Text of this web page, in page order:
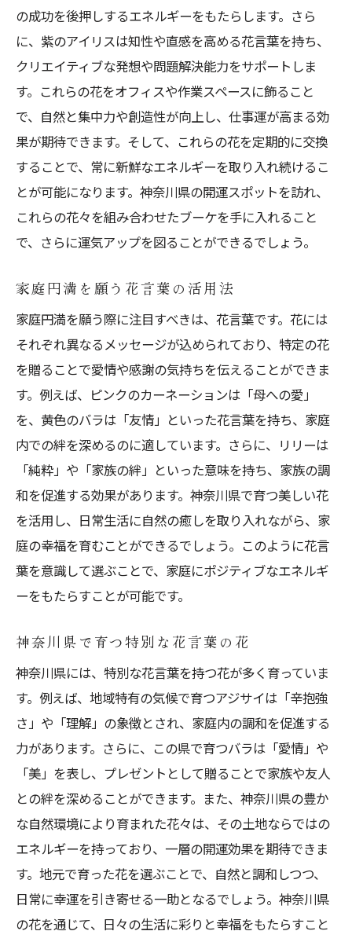
の成功を後押しするエネルギーをもたらします。さら
に、紫のアイリスは知性や直感を高める花言葉を持ち、
クリエイティブな発想や問題解決能力をサポートしま
す。これらの花をオフィスや作業スペースに飾ること
で、自然と集中力や創造性が向上し、仕事運が高まる効
果が期待できます。そして、これらの花を定期的に交換
することで、常に新鮮なエネルギーを取り入れ続けるこ
とが可能になります。神奈川県の開運スポットを訪れ、
これらの花々を組み合わせたブーケを手に入れること
で、さらに運気アップを図ることができるでしょう。
家庭円満を願う花言葉の活用法
家庭円満を願う際に注目すべきは、花言葉です。花には
それぞれ異なるメッセージが込められており、特定の花
を贈ることで愛情や感謝の気持ちを伝えることができま
す。例えば、ピンクのカーネーションは「母への愛」
を、黄色のバラは「友情」といった花言葉を持ち、家庭
内での絆を深めるのに適しています。さらに、リリーは
「純粋」や「家族の絆」といった意味を持ち、家族の調
和を促進する効果があります。神奈川県で育つ美しい花
を活用し、日常生活に自然の癒しを取り入れながら、家
庭の幸福を育むことができるでしょう。このように花言
葉を意識して選ぶことで、家庭にポジティブなエネルギ
ーをもたらすことが可能です。
神奈川県で育つ特別な花言葉の花
神奈川県には、特別な花言葉を持つ花が多く育っていま
す。例えば、地域特有の気候で育つアジサイは「辛抱強
さ」や「理解」の象徴とされ、家庭内の調和を促進する
力があります。さらに、この県で育つバラは「愛情」や
「美」を表し、プレゼントとして贈ることで家族や友人
との絆を深めることができます。また、神奈川県の豊か
な自然環境により育まれた花々は、その土地ならではの
エネルギーを持っており、一層の開運効果を期待できま
す。地元で育った花を選ぶことで、自然と調和しつつ、
日常に幸運を引き寄せる一助となるでしょう。神奈川県
の花を通じて、日々の生活に彩りと幸福をもたらすこと